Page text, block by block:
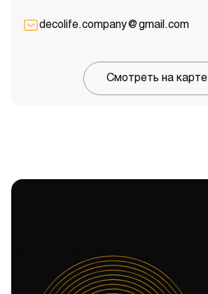
decolife.company@gmail.com
Смотреть на карте